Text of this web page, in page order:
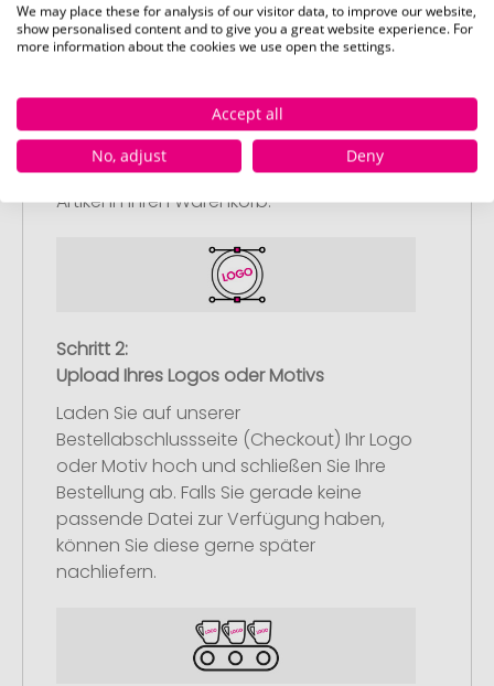
Schritt 1:
Wählen Sie Ihre gewünschten
Werbeartikel aus und passen Sie diese
nach Ihren Vorstellungen an.
Anschließend legen Sie die konfigurierten
Artikel in Ihren Warenkorb.
Schritt 2:
Upload Ihres Logos oder Motivs
Laden Sie auf unserer
Bestellabschlussseite (Checkout) Ihr Logo
oder Motiv hoch und schließen Sie Ihre
Bestellung ab. Falls Sie gerade keine
passende Datei zur Verfügung haben,
können Sie diese gerne später
nachliefern.
We may place these for analysis of our visitor data, to improve our website,
show personalised content and to give you a great website experience. For
more information about the cookies we use open the settings.
Accept all
No, adjust
Deny